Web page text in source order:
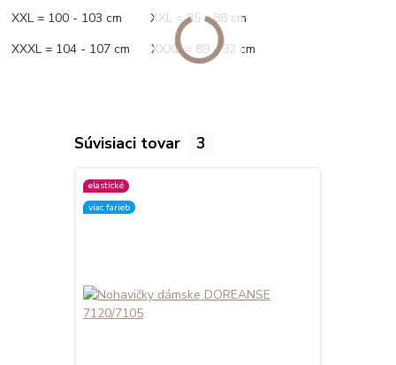
XXL = 100 - 103 cm XXL = 85 - 88 cm
XXXL = 104 - 107 cm XXXL = 89 - 92 cm
Súvisiaci tovar 3
elastické
viac farieb